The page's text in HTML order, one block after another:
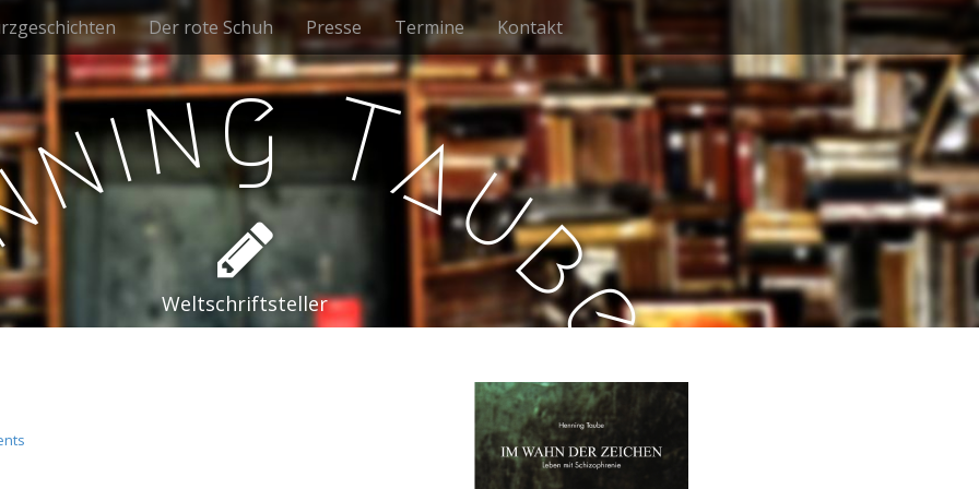
Der rote Schuh Presse Termine Kontakt
n
ing Ta
u
b
e
Weltschriftsteller